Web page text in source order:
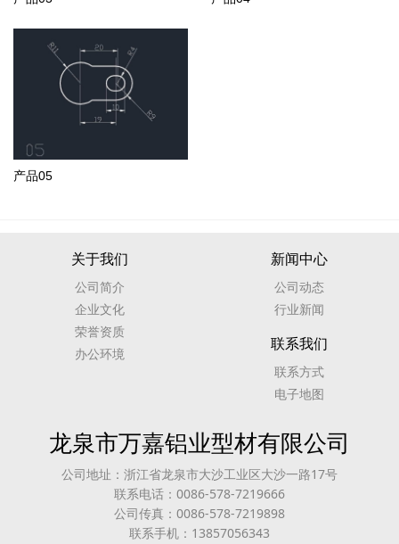
产品05
关于我们
公司简介
企业文化
荣誉资质
办公环境
新闻中心
公司动态
行业新闻
联系我们
联系方式
电子地图
龙泉市万嘉铝业型材有限公司
公司地址：浙江省龙泉市大沙工业区大沙一路17号
联系电话：0086-578-7219666
公司传真：0086-578-7219898
联系手机：13857056343